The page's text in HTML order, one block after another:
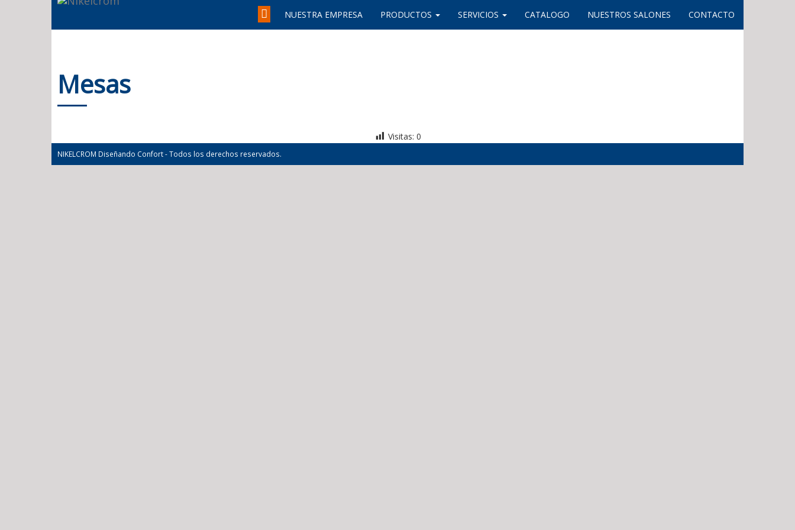
NUESTRA EMPRESA PRODUCTOS SERVICIOS CATALOGO NUESTROS SALONES CONTACTO
Mesas
Visitas: 0
NIKELCROM Diseñando Confort - Todos los derechos reservados.